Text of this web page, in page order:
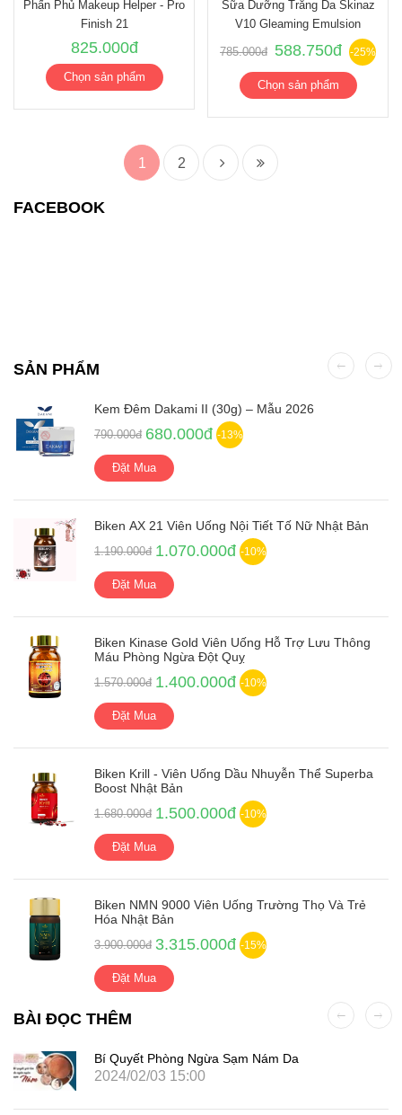
Phấn Phủ Makeup Helper - Pro
Finish 21
825.000đ
Chọn sản phẩm
Sữa Dưỡng Trắng Da Skinaz
V10 Gleaming Emulsion
785.000đ 588.750đ -25%
Chọn sản phẩm
1 2
FACEBOOK
SẢN PHẨM
Kem Đêm Dakami II (30g) – Mẫu 2026
790.000đ 680.000đ -13%
Đặt Mua
Biken AX 21 Viên Uống Nội Tiết Tố Nữ Nhật Bản
1.190.000đ 1.070.000đ -10%
Đặt Mua
Biken Kinase Gold Viên Uống Hỗ Trợ Lưu Thông
Máu Phòng Ngừa Đột Quỵ
1.570.000đ 1.400.000đ -10%
Đặt Mua
Biken Krill - Viên Uống Dầu Nhuyễn Thể Superba
Boost Nhật Bản
1.680.000đ 1.500.000đ -10%
Đặt Mua
Biken NMN 9000 Viên Uống Trường Thọ Và Trẻ
Hóa Nhật Bản
3.900.000đ 3.315.000đ -15%
Đặt Mua
BÀI ĐỌC THÊM
Bí Quyết Phòng Ngừa Sạm Nám Da
2024/02/03 15:00